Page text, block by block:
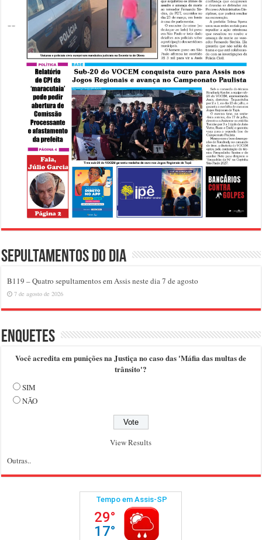
Sepultamentos do dia
B119 – Quatro sepultamentos em Assis neste dia 7 de agosto
7 de agosto de 2026
Enquetes
Você acredita em punições na Justiça no caso das 'Máfia das multas de
trânsito'?
SIM
NÃO
View Results
Outras..